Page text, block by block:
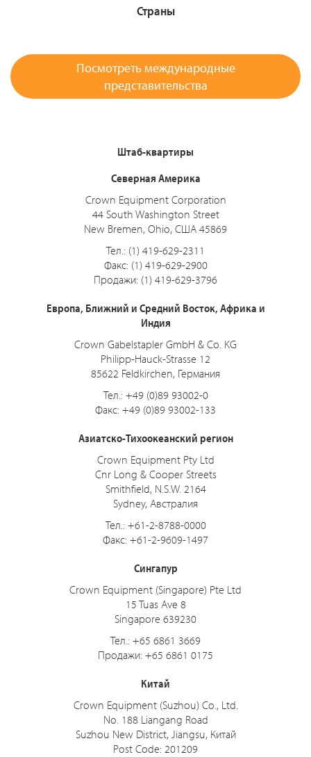
Страны
Посмотреть международные
представительства
Штаб-квартиры
Северная Америка
Crown Equipment Corporation
44 South Washington Street
New Bremen, Ohio, США 45869
Тел.: (1) 419-629-2311
Факс: (1) 419-629-2900
Продажи: (1) 419-629-3796
Европа, Ближний и Средний Восток, Африка и
Индия
Crown Gabelstapler GmbH & Co. KG
Philipp-Hauck-Strasse 12
85622 Feldkirchen, Германия
Тел.: +49 (0)89 93002-0
Факс: +49 (0)89 93002-133
Азиатско-Тихоокеанский регион
Crown Equipment Pty Ltd
Cnr Long & Cooper Streets
Smithfield, N.S.W. 2164
Sydney, Австралия
Тел.: +61-2-8788-0000
Факс: +61-2-9609-1497
Сингапур
Crown Equipment (Singapore) Pte Ltd
15 Tuas Ave 8
Singapore 639230
Тел.: +65 6861 3669
Продажи: +65 6861 0175
Китай
Crown Equipment (Suzhou) Co., Ltd.
No. 188 Liangang Road
Suzhou New District, Jiangsu, Китай
Post Code: 201209